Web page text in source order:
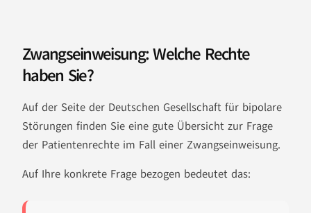
Zwangseinweisung: Welche Rechte
haben Sie?
Auf der Seite der Deutschen Gesellschaft für bipolare
Störungen finden Sie eine gute Übersicht zur Frage
der Patientenrechte im Fall einer Zwangseinweisung.
Auf Ihre konkrete Frage bezogen bedeutet das: